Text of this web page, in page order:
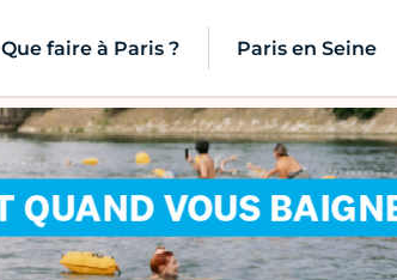
Que faire à Paris ? Paris en Seine